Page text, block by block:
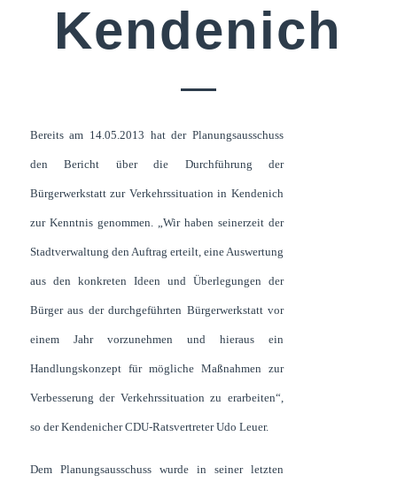
Kendenich
Bereits am 14.05.2013 hat der Planungsausschuss
den Bericht über die Durchführung der
Bürgerwerkstatt zur Verkehrssituation in Kendenich
zur Kenntnis genommen. „Wir haben seinerzeit der
Stadtverwaltung den Auftrag erteilt, eine Auswertung
aus den konkreten Ideen und Überlegungen der
Bürger aus der durchgeführten Bürgerwerkstatt vor
einem Jahr vorzunehmen und hieraus ein
Handlungskonzept für mögliche Maßnahmen zur
Verbesserung der Verkehrssituation zu erarbeiten“,
so der Kendenicher CDU-Ratsvertreter Udo Leuer.
Dem Planungsausschuss wurde in seiner letzten